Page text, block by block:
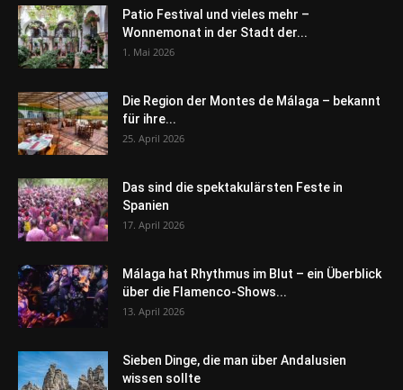
Patio Festival und vieles mehr –
Wonnemonat in der Stadt der...
1. Mai 2026
Die Region der Montes de Málaga – bekannt
für ihre...
25. April 2026
Das sind die spektakulärsten Feste in
Spanien
17. April 2026
Málaga hat Rhythmus im Blut – ein Überblick
über die Flamenco-Shows...
13. April 2026
Sieben Dinge, die man über Andalusien
wissen sollte